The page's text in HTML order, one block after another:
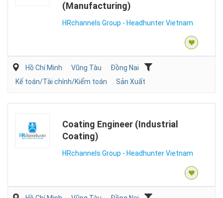
(Manufacturing)
HRchannels Group - Headhunter Vietnam
Hồ Chí Minh Vũng Tàu
Đồng Nai
Kế toán/Tài chính/Kiểm toán
Sản Xuất
Coating Engineer (Industrial
Coating)
HRchannels Group - Headhunter Vietnam